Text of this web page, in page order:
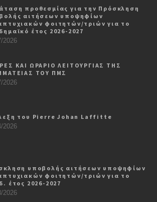
προθεσμίας για την Πρόσκληση
αιτήσεων υποψηφίων
φοιτητών/τριών για το
έτος 2026-2027
2026
ΚΑΙ ΩΡΑΡΙΟ ΛΕΙΤΟΥΡΓΙΑΣ ΤΗΣ
ΤΟΥ ΠΜΣ
2026
του Pierre Johan Laffitte
2026
υποβολής αιτήσεων υποψηφίων
φοιτητών/τριών για το
έτος 2026-2027
2026